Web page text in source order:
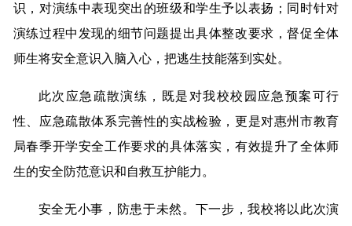
识，对演练中表现突出的班级和学生予以表扬；同时针对
演练过程中发现的细节问题提出具体整改要求，督促全体
师生将安全意识入脑入心，把逃生技能落到实处。
此次应急疏散演练，既是对我校校园应急预案可行
性、应急疏散体系完善性的实战检验，更是对惠州市教育
局春季开学安全工作要求的具体落实，有效提升了全体师
生的安全防范意识和自救互护能力。
安全无小事，防患于未然。下一步，我校将以此次演